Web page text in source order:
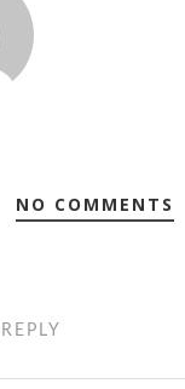
NO COMMENTS